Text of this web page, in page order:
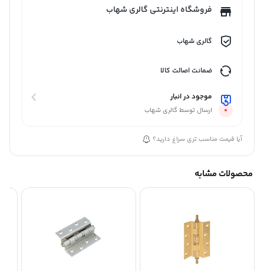
فروشگاه اینترنتی گالری شهاب
گالری شهاب
ضمانت اصالت کالا
موجود در انبار
ارسال توسط گالری شهاب
آیا قیمت مناسب تری سراغ دارید؟
محصولات مشابه